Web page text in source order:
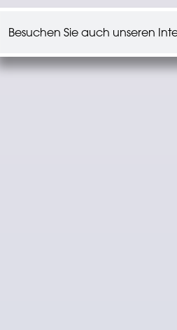
Besuchen Sie auch unseren